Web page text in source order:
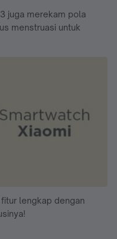
juga merekam pola
menstruasi untuk
lengkap dengan